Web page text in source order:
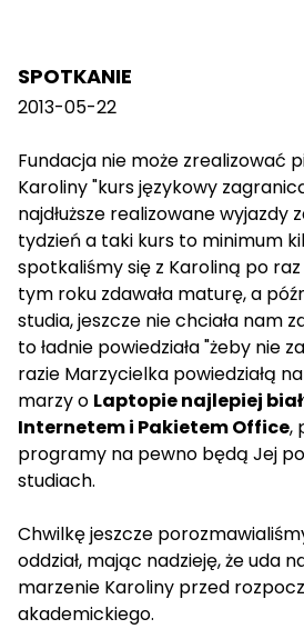
SPOTKANIE
2013-05-22
Fundacja nie może zrealizować
Karoliny "kurs językowy
najdłuższe realizowane wyjazdy
tydzień a taki kurs to minimum
spotkaliśmy się z Karoliną po
tym roku zdawała maturę, a
studia, jeszcze nie chciała nam
to ładnie powiedziała "żeby nie
razie Marzycielka powiedziałą
marzy o Laptopie najlepiej
Internetem i Pakietem Office,
programy na pewno będą Jej
studiach.
Chwilkę jeszcze
oddział, mając nadzieję, że uda
marzenie Karoliny przed
akademickiego.